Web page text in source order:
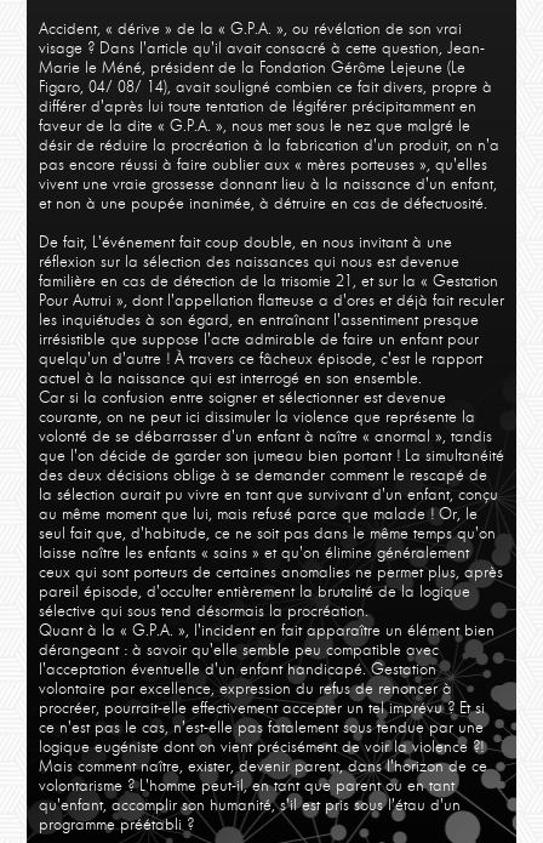
Accident, « dérive » de la « G.P.A. », ou révélation de son vrai
visage ? Dans l'article qu'il avait consacré à cette question, Jean-
Marie le Méné, président de la Fondation Gérôme Lejeune (Le
Figaro, 04/ 08/ 14), avait souligné combien ce fait divers, propre à
différer d'après lui toute tentation de légiférer précipitamment en
faveur de la dite « G.P.A. », nous met sous le nez que malgré le
désir de réduire la procréation à la fabrication d'un produit, on n'a
pas encore réussi à faire oublier aux « mères porteuses », qu'elles
vivent une vraie grossesse donnant lieu à la naissance d'un enfant,
et non à une poupée inanimée, à détruire en cas de défectuosité.
De fait, L'événement fait coup double, en nous invitant à une
réflexion sur la sélection des naissances qui nous est devenue
familière en cas de détection de la trisomie 21, et sur la « Gestation
Pour Autrui », dont l'appellation flatteuse a d'ores et déjà fait reculer
les inquiétudes à son égard, en entraînant l'assentiment presque
irrésistible que suppose l'acte admirable de faire un enfant pour
quelqu'un d'autre ! À travers ce fâcheux épisode, c'est le rapport
actuel à la naissance qui est interrogé en son ensemble.
Car si la confusion entre soigner et sélectionner est devenue
courante, on ne peut ici dissimuler la violence que représente la
volonté de se débarrasser d'un enfant à naître « anormal », tandis
que l'on décide de garder son jumeau bien portant ! La simultanéité
des deux décisions oblige à se demander comment le rescapé de
la sélection aurait pu vivre en tant que survivant d'un enfant, conçu
au même moment que lui, mais refusé parce que malade ! Or, le
seul fait que, d'habitude, ce ne soit pas dans le même temps qu'on
laisse naître les enfants « sains » et qu'on élimine généralement
ceux qui sont porteurs de certaines anomalies ne permet plus, après
pareil épisode, d'occulter entièrement la brutalité de la logique
sélective qui sous tend désormais la procréation.
Quant à la « G.P.A. », l'incident en fait apparaître un élément bien
dérangeant : à savoir qu'elle semble peu compatible avec
l'acceptation éventuelle d'un enfant handicapé. Gestation
volontaire par excellence, expression du refus de renoncer à
procréer, pourrait-elle effectivement accepter un tel imprévu ? Et si
ce n'est pas le cas, n'est-elle pas fatalement sous tendue par une
logique eugéniste dont on vient précisément de voir la violence ?!
Mais comment naître, exister, devenir parent, dans l'horizon de ce
volontarisme ? L'homme peut-il, en tant que parent ou en tant
qu'enfant, accomplir son humanité, s'il est pris sous l'étau d'un
programme préétabli ?